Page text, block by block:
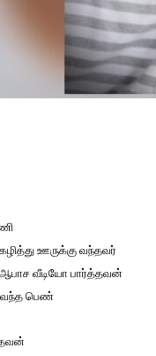
ஊருக்கு வந்தவர்
வீடியோ பார்த்தவன்
வந்த பெண்